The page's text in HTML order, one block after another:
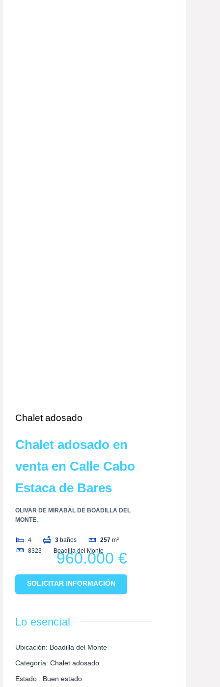
Chalet adosado
Chalet adosado en
venta en Calle Cabo
Estaca de Bares
OLIVAR DE MIRABAL DE BOADILLA DEL
MONTE.
4 3 baños 257 m²
8323
Boadilla del Monte
960.000 €
SOLICITAR INFORMACIÓN
Lo esencial
Ubicación: Boadilla del Monte
Categoría: Chalet adosado
Estado : Buen estado